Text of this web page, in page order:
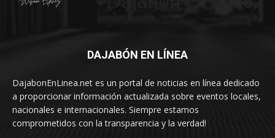
DAJABÓN EN LÍNEA
DajabonEnLinea.net es un portal de noticias en línea dedicado
a proporcionar información actualizada sobre eventos locales,
nacionales e internacionales. Siempre estamos
comprometidos con la transparencia y la verdad!